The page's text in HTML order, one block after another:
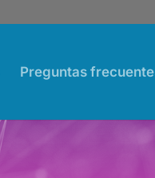
Preguntas